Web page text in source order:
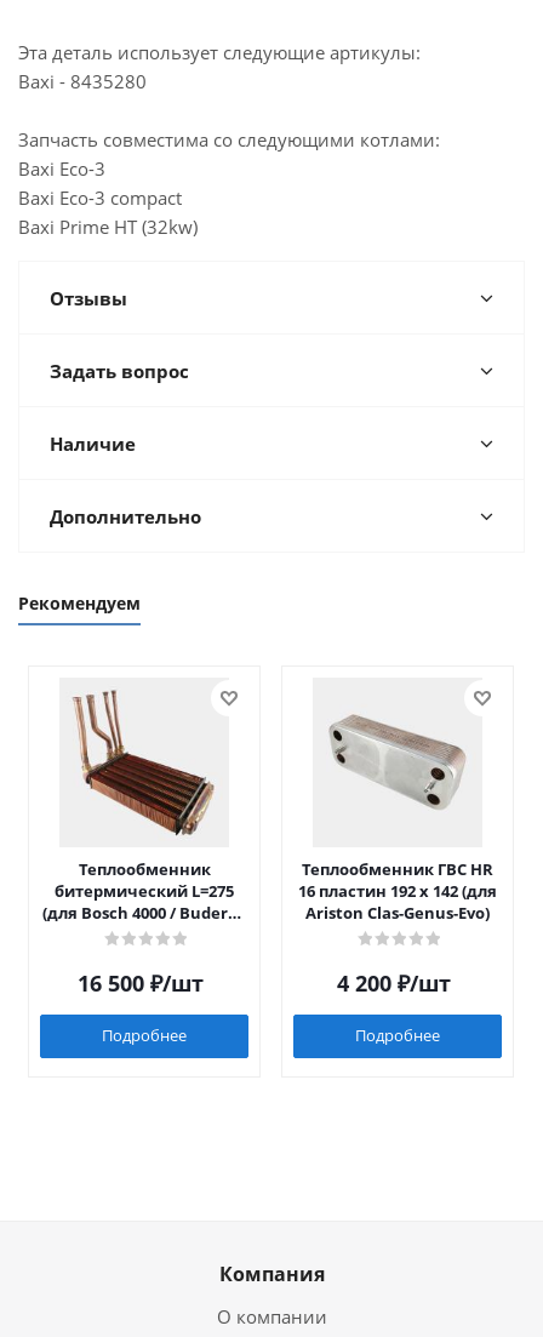
Склад г. Самара, микрорайон Крутые ключи, 42
Йошкар-Ола, ул. Красноармейская, 110
Альметьевск, ул. Советская, 180А
Эта деталь использует следующие артикулы:
Baxi - 8435280
Запчасть совместима со следующими котлами:
Baxi Eco-3
Baxi Eco-3 compact
Baxi Prime HT (32kw)
Отзывы
Задать вопрос
Наличие
Дополнительно
Рекомендуем
Теплообменник
битермический L=275
(для Bosch 4000 / Buderus
042)
16 500₽/шт
Подробнее
Теплообменник ГВС HR
16 пластин 192 x 142 (для
Ariston Clas-Genus-Evo)
4 200₽/шт
Подробнее
Компания
О компании